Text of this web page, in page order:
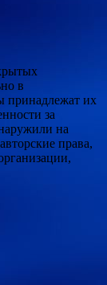
в
принадлежат их
за
на
права,